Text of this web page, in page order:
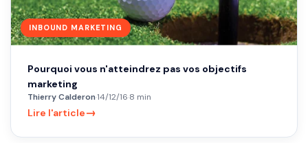
INBOUND MARKETING
Pourquoi vous n'atteindrez pas vos objectifs
marketing
Thierry Calderon·14/12/16·8 min
Lire l'article→